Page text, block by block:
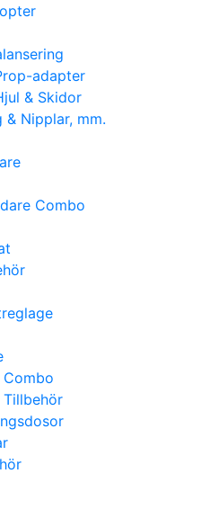
adapter
& Skidor
& Nipplar, mm.
Combo
Combo
Tillbehör